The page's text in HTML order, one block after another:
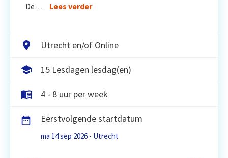
De…
Lees verder
Utrecht en/of Online
15 Lesdagen lesdag(en)
4 - 8 uur per week
Eerstvolgende startdatum
ma 14 sep 2026 - Utrecht